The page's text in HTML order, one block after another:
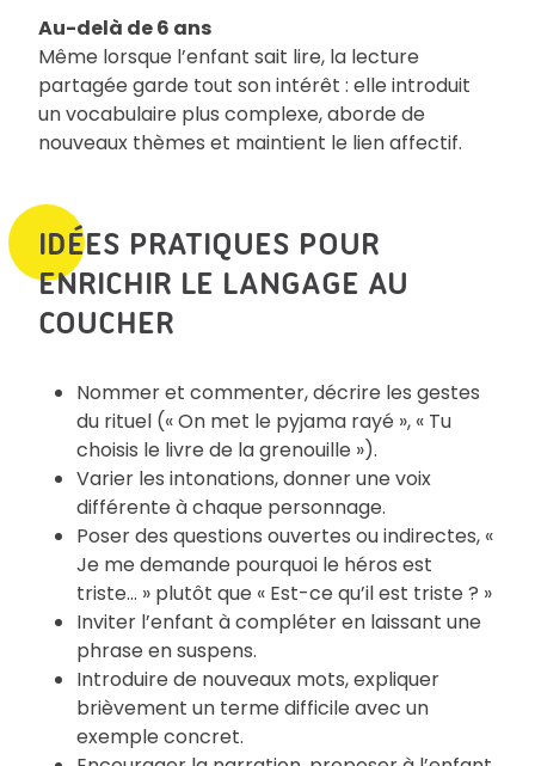
Au-delà de 6 ans
Même lorsque l’enfant sait lire, la lecture
partagée garde tout son intérêt : elle introduit
un vocabulaire plus complexe, aborde de
nouveaux thèmes et maintient le lien affectif.
IDÉES PRATIQUES POUR
ENRICHIR LE LANGAGE AU
COUCHER
Nommer et commenter, décrire les gestes
du rituel (« On met le pyjama rayé », « Tu
choisis le livre de la grenouille »).
Varier les intonations, donner une voix
différente à chaque personnage.
Poser des questions ouvertes ou indirectes, «
Je me demande pourquoi le héros est
triste… » plutôt que « Est-ce qu’il est triste ? »
Inviter l’enfant à compléter en laissant une
phrase en suspens.
Introduire de nouveaux mots, expliquer
brièvement un terme difficile avec un
exemple concret.